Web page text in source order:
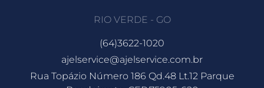
RIO VERDE - GO
(64)3622-1020
ajelservice@ajelservice.com.br
Rua Topázio Número 186 Qd.48 Lt.12 Parque